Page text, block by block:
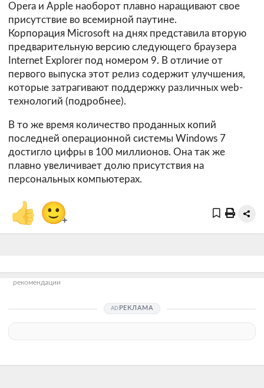
Opera и Apple наоборот плавно наращивают свое
присутствие во всемирной паутине.
Корпорация Microsoft на днях представила вторую
предварительную версию следующего браузера
Internet Explorer под номером 9. В отличие от
первого выпуска этот релиз содержит улучшения,
которые затрагивают поддержку различных web-
технологий (подробнее).
В то же время количество проданных копий
последней операционной системы Windows 7
достигло цифры в 100 миллионов. Она так же
плавно увеличивает долю присутствия на
персональных компьютерах.
👍 🙂+
рекомендации
РЕКЛАМА